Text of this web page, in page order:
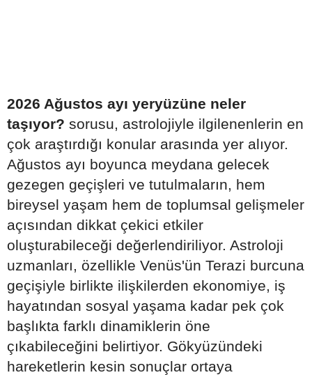
2026 Ağustos ayı yeryüzüne neler
taşıyor? sorusu, astrolojiyle ilgilenenlerin en
çok araştırdığı konular arasında yer alıyor.
Ağustos ayı boyunca meydana gelecek
gezegen geçişleri ve tutulmaların, hem
bireysel yaşam hem de toplumsal gelişmeler
açısından dikkat çekici etkiler
oluşturabileceği değerlendiriliyor. Astroloji
uzmanları, özellikle Venüs'ün Terazi burcuna
geçişiyle birlikte ilişkilerden ekonomiye, iş
hayatından sosyal yaşama kadar pek çok
başlıkta farklı dinamiklerin öne
çıkabileceğini belirtiyor. Gökyüzündeki
hareketlerin kesin sonuçlar ortaya